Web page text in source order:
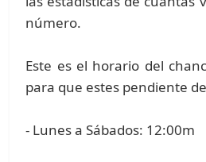
número.
Este es el horario del
para que estes pendiente
- Lunes a Sábados: 12:00m